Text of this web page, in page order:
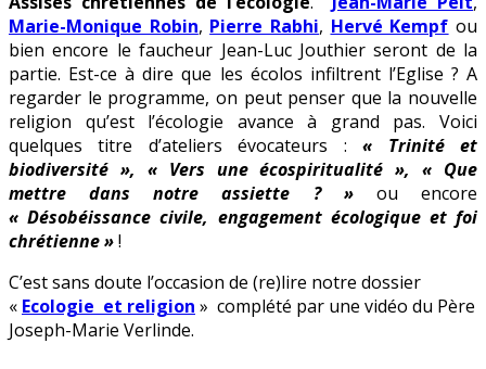
Marie-Monique Robin, Pierre Rabhi, Hervé Kempf ou
bien encore le faucheur Jean-Luc Jouthier seront de la
partie. Est-ce à dire que les écolos infiltrent l’Eglise ? A
regarder le programme, on peut penser que la nouvelle
religion qu’est l’écologie avance à grand pas. Voici
quelques titre d’ateliers évocateurs :« Trinité et
biodiversité », « Vers une écospiritualité », « Que
mettre dans notre assiette ? »ou encore
« Désobéissance civile, engagement écologique et foi
chrétienne »!
C’est sans doute l’occasion de (re)lire notre dossier
« Ecologie et religion » complété par une vidéo du Père
Joseph-Marie Verlinde.